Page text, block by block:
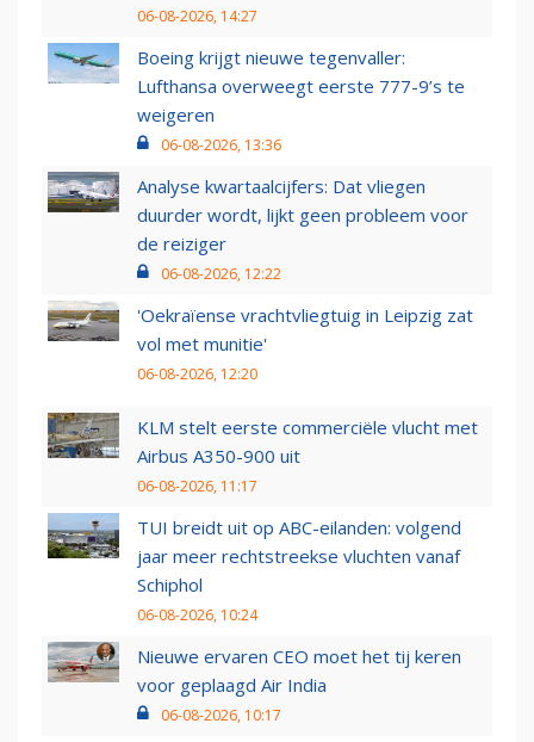
06-08-2026, 14:27
Boeing krijgt nieuwe tegenvaller:
Lufthansa overweegt eerste 777-9’s te
weigeren
06-08-2026, 13:36
Analyse kwartaalcijfers: Dat vliegen
duurder wordt, lijkt geen probleem voor
de reiziger
06-08-2026, 12:22
'Oekraïense vrachtvliegtuig in Leipzig zat
vol met munitie'
06-08-2026, 12:20
KLM stelt eerste commerciële vlucht met
Airbus A350-900 uit
06-08-2026, 11:17
TUI breidt uit op ABC-eilanden: volgend
jaar meer rechtstreekse vluchten vanaf
Schiphol
06-08-2026, 10:24
Nieuwe ervaren CEO moet het tij keren
voor geplaagd Air India
06-08-2026, 10:17